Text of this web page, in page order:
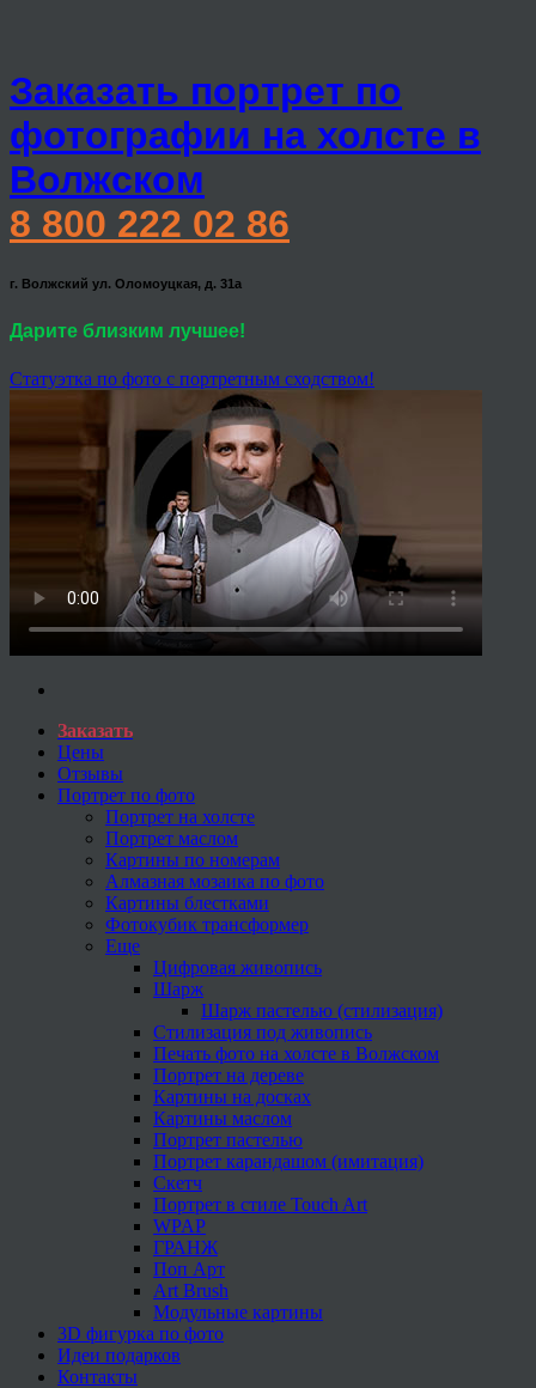
Заказать портрет по
фотографии на холсте в
Волжском
8 800 222 02 86
г. Волжский ул. Оломоуцкая, д. 31а
Дарите близким лучшее!
Статуэтка по фото с портретным сходством!
Заказать
Цены
Отзывы
Портрет по фото
Портрет на холсте
Портрет маслом
Картины по номерам
Алмазная мозаика по фото
Картины блестками
Фотокубик трансформер
Еще
Цифровая живопись
Шарж
Шарж пастелью (стилизация)
Стилизация под живопись
Печать фото на холсте в Волжском
Портрет на дереве
Картины на досках
Картины маслом
Портрет пастелью
Портрет карандашом (имитация)
Скетч
Портрет в стиле Touch Art
WPAP
ГРАНЖ
Поп Арт
Art Brush
Модульные картины
3D фигурка по фото
Идеи подарков
Контакты